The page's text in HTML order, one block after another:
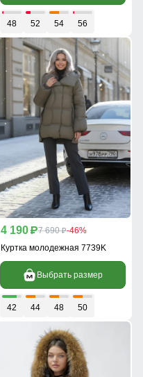
48 52 54 56
4 190 p7 690 p-46%
Куртка молодежная 7739K
Выбрать размер
42 44 48 50